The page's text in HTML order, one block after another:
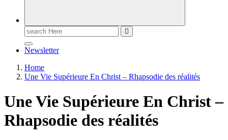
Newsletter
Home
Une Vie Supérieure En Christ – Rhapsodie des réalités
Une Vie Supérieure En Christ –
Rhapsodie des réalités